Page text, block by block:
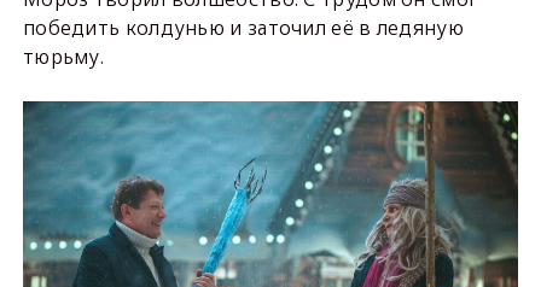
победить колдунью и заточил её в ледяную
тюрьму.